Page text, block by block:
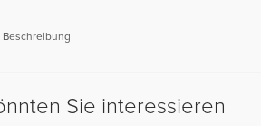
Beschreibung
Sie interessieren